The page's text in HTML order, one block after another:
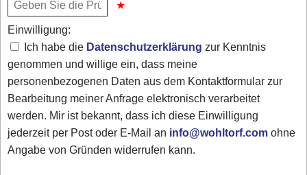
Einwilligung:
Ich habe die Datenschutzerklärung zur Kenntnis
genommen und willige ein, dass meine
personenbezogenen Daten aus dem Kontaktformular zur
Bearbeitung meiner Anfrage elektronisch verarbeitet
werden. Mir ist bekannt, dass ich diese Einwilligung
jederzeit per Post oder E-Mail an info@wohltorf.comohne
Angabe von Gründen widerrufen kann.